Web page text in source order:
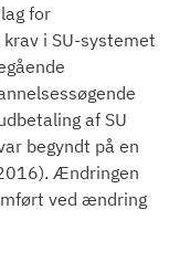
for
i SU-systemet
af SU
begyndt på en
Ændringen
ved ændring